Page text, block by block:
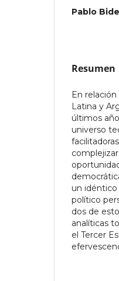
Pablo
Resumen
En
Latina y
últimos
universo
un idéntico
político
dos de
analíticas
el Tercer